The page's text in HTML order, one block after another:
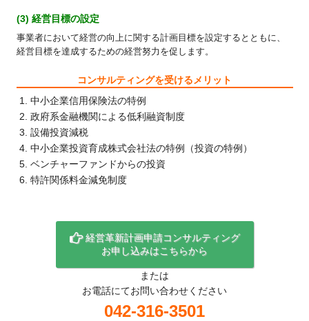
(3) 経営目標の設定
事業者において経営の向上に関する計画目標を設定するとともに、
経営目標を達成するための経営努力を促します。
コンサルティングを受けるメリット
中小企業信用保険法の特例
政府系金融機関による低利融資制度
設備投資減税
中小企業投資育成株式会社法の特例（投資の特例）
ベンチャーファンドからの投資
特許関係料金減免制度
経営革新計画申請コンサルティング
お申し込みはこちらから
または
お電話にてお問い合わせください
042-316-3501